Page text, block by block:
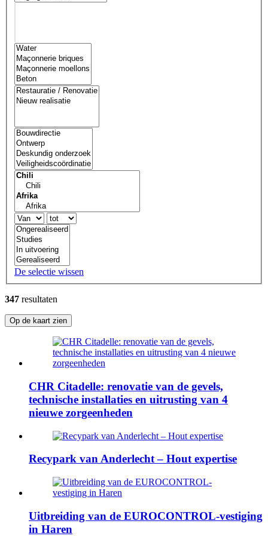
De selectie wissen
347 resultaten
Op de kaart zien
CHR Citadelle: renovatie van de gevels,
technische installaties en uitrusting van 4
nieuwe zorgeenheden
Recypark van Anderlecht – Hout expertise
Uitbreiding van de EUROCONTROL-vestiging
in Haren